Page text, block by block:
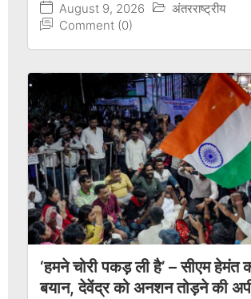
August 9, 2026
अंतरराष्ट्रीय
Comment (0)
‘हमने चोरी पकड़ ली है’ – सीएम हेमंत
बयान, देवेंद्र को अनशन तोड़ने की